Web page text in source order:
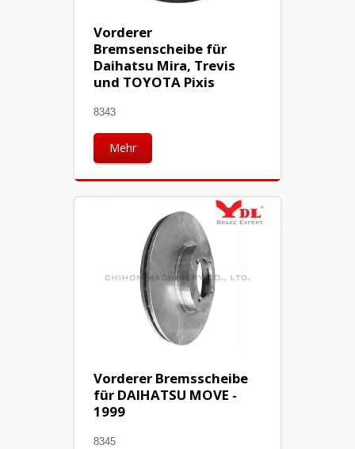
Vorderer
Bremsenscheibe für
Daihatsu Mira, Trevis
und TOYOTA Pixis
8343
Mehr
Vorderer Bremsscheibe
für DAIHATSU MOVE -
1999
8345